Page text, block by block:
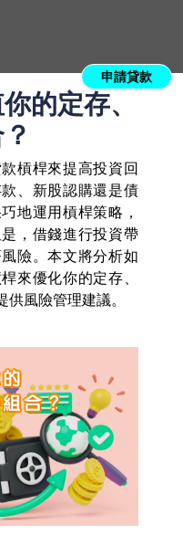
申請貸款
的定存、
槓桿來提高投資回
、新股認購還是債
地運用槓桿策略，
，借錢進行投資帶
險。本文將分析如
來優化你的定存、
風險管理建議。